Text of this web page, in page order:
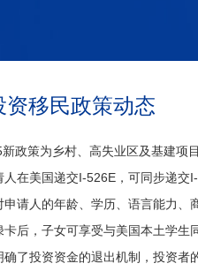
资移民政策动态
新政策为乡村、高失业区及基建项
人在美国递交I-526E，可同步递交
申请人的年龄、学历、语言能力、
卡后，子女可享受与美国本土学生
确了投资资金的退出机制，投资者